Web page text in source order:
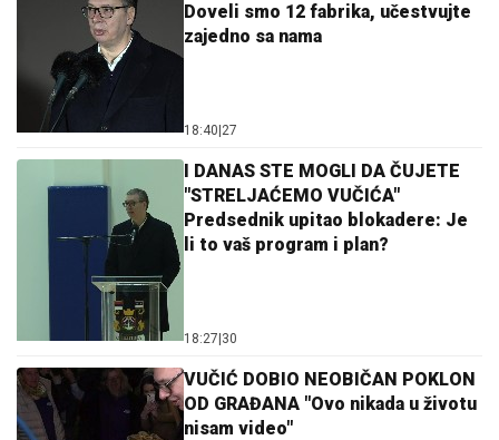
Doveli smo 12 fabrika, učestvujte
zajedno sa nama
18:40 27
I DANAS STE MOGLI DA ČUJETE
"STRELJAĆEMO VUČIĆA"
Predsednik upitao blokadere: Je
li to vaš program i plan?
18:27 30
VUČIĆ DOBIO NEOBIČAN POKLON
OD GRAĐANA "Ovo nikada u životu
nisam video"